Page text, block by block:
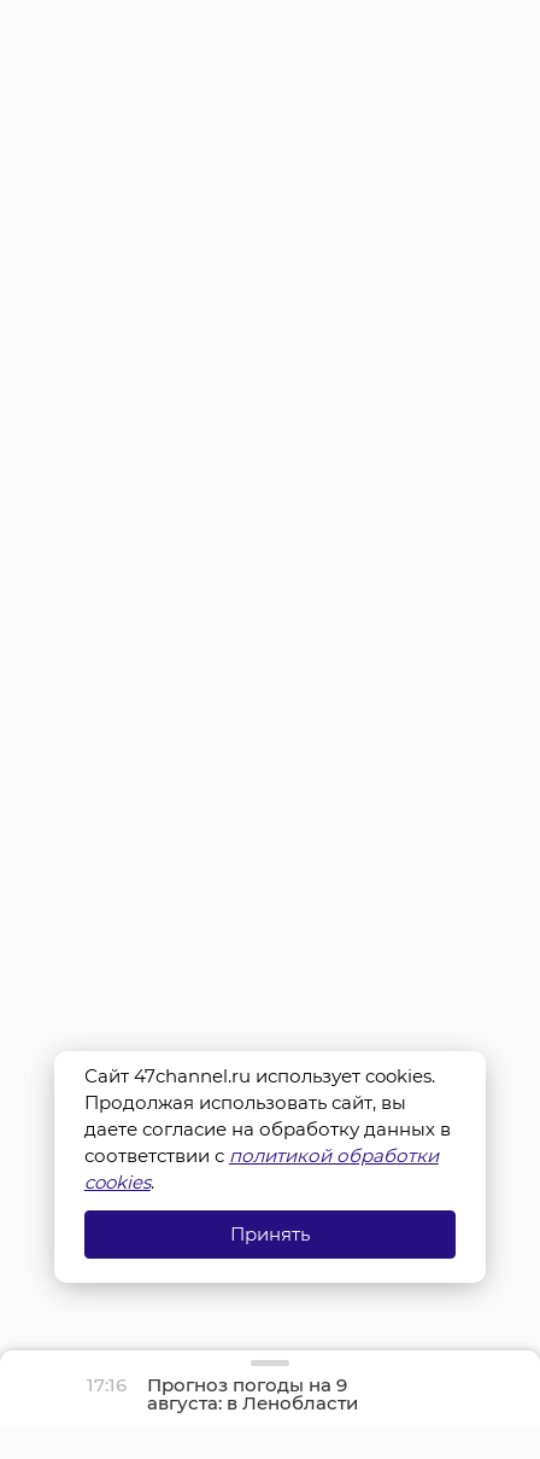
17:16 Прогноз погоды на 9
августа: в Ленобласти
шикарный август
Сайт 47channel.ru использует cookies.
Продолжая использовать сайт, вы
даете согласие на обработку данных в
соответствии с политикой обработки
cookies.
Принять